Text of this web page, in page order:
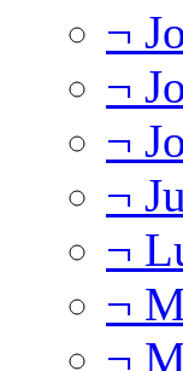
¬
¬
¬
¬
¬
¬
¬